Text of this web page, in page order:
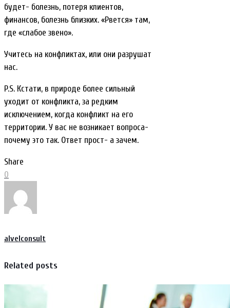
будет- болезнь, потеря клиентов,
финансов, болезнь близких. «Рвется» там,
где «слабое звено».
Учитесь на конфликтах, или они разрушат
нас.
P.S. Кстати, в природе более сильный
уходит от конфликта, за редким
исключением, когда конфликт на его
территории. У вас не возникает вопроса-
почему это так. Ответ прост- а зачем.
Share
0
alvelconsult
Related posts